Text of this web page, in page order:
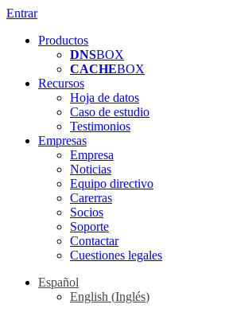
Entrar
Productos
DNSBOX
CACHEBOX
Recursos
Hoja de datos
Caso de estudio
Testimonios
Empresas
Empresa
Noticias
Equipo directivo
Carerras
Socios
Soporte
Contactar
Cuestiones legales
Español
English (Inglés)